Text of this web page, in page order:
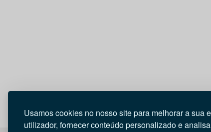
Usamos cookies no nosso site para melhorar a sua
utilizador, fornecer conteúdo personalizado e